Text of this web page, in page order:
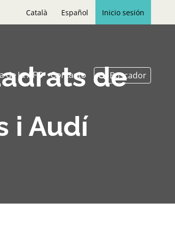
Català Español Inicio sesión
de la AFC Contacto
de
i Audí